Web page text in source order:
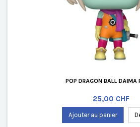
POP DRAGON BALL DAIMA
Prix
25,00 CHF
Ajouter au panier